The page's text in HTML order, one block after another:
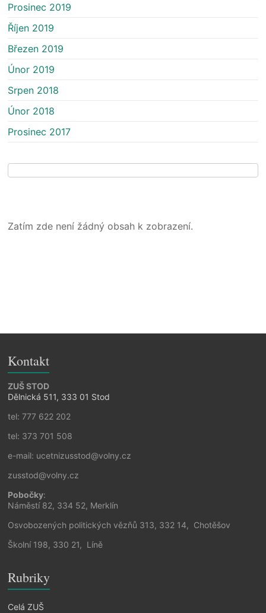
Prosinec 2019
Říjen 2019
Březen 2019
Únor 2019
Srpen 2018
Únor 2018
Prosinec 2017
Zatím zde není žádný obsah k zobrazení.
Kontakt
ZUŠ STOD
Dělnická 511, 333 01 Stod
tel: 777 622 202
tel: 373 701 508
e-mail: ucetnizusstod@volny.cz
zusstod@volny.cz
Pobočky:
Náměstí 82, 334 52, Merklín
Osvobozených politických vězňů 313, 332 14, Chotěšov
Školní 198, 330 21, Líně
Rubriky
Celá ZUŠ